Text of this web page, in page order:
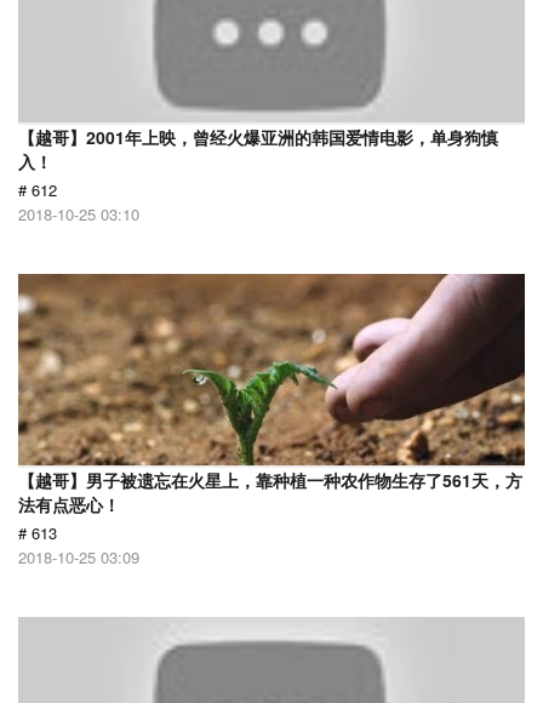
【越哥】2001年上映，曾经火爆亚洲的韩国爱情电影，单身狗慎
入！
# 612
2018-10-25 03:10
【越哥】男子被遗忘在火星上，靠种植一种农作物生存了561天，方
法有点恶心！
# 613
2018-10-25 03:09